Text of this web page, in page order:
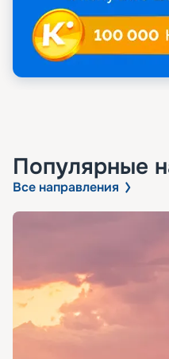
Популярные
Все направления